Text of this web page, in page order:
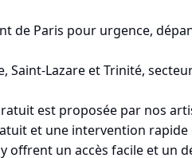
de Paris pour urgence,
Lazare et Trinité,
est proposée par nos
et une intervention
offrent un accès facile et